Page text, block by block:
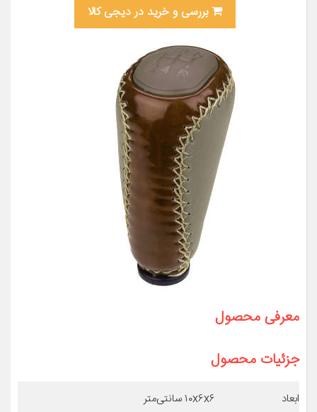
بررسی و خرید در دیجی کالا
معرفی محصول
جزئیات محصول
ابعاد ۱۰x۶x۶ سانتی‌متر